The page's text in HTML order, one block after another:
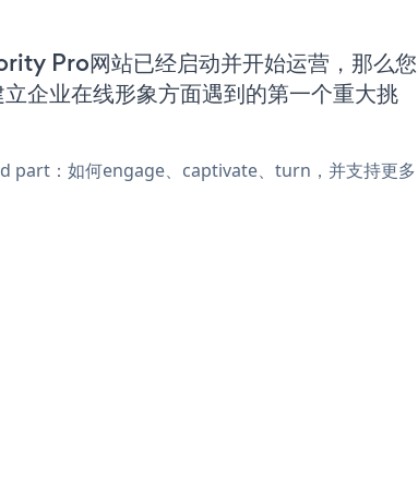
Pro网站已经启动并开始运营，那么您
企业在线形象方面遇到的第一个重大挑
part：如何engage、captivate、turn，并支持更多